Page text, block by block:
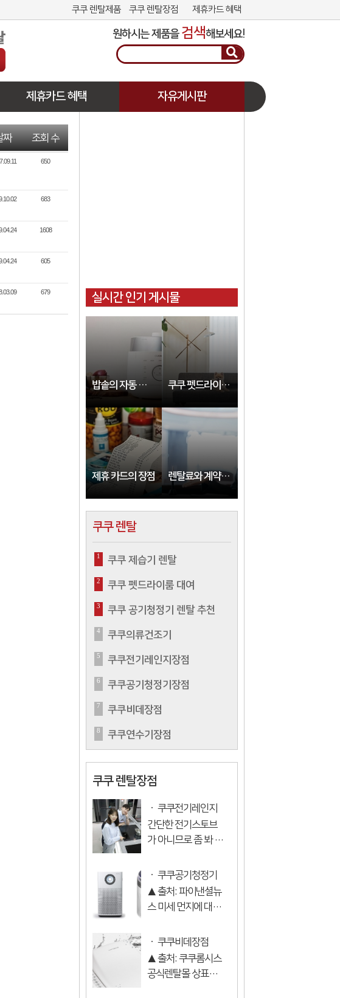
쿠쿠 렌탈제품 쿠쿠 렌탈장점 제휴카드 혜택
원하시는 제품을 검색해보세요!
제휴카드 혜택 자유게시판
짜 조회 수
650
683
1608
605
679 실시간 인기 게시물
밥솥의 자동 전원 끄기 사용 방법 쿠쿠 펫드라이룸 대여
제휴 카드의 장점 렌탈료와 계약만료일을 확인하려면 어떻게 해야 합니까?
쿠쿠 렌탈
1 쿠쿠 제습기 렌탈
2 쿠쿠 펫드라이룸 대여
3 쿠쿠 공기청정기 렌탈 추천
4 쿠쿠의류건조기
5 쿠쿠전기레인지장점
6 쿠쿠공기청정기장점
7 쿠쿠비데장점
8 쿠쿠연수기장점
쿠쿠 렌탈장점
쿠쿠전기레인지
장점
간단한 전기스토브
가 아니므로 좀 봐 봅
형 전기 레인지! 하이
라이트 유도를 함께
만들었습니다 쿠코
국의 혼합형 에코 레
인지 한국에서는 강
하게 가열할 ...
쿠쿠공기청정기
장점
▲ 출처: 파이낸셜뉴
스 미세 먼지에 대한
니다. 지금은 마스크
없이 외출합니다 공
기가 너무 난 그게 걱
쿠쿠비데장점
▲ 출처: 쿠쿠롬시스
공식렌탈몰 상표별